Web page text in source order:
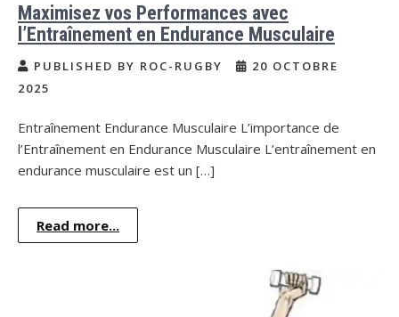
Maximisez vos Performances avec
l’Entraînement en Endurance Musculaire
PUBLISHED BY ROC-RUGBY
20 OCTOBRE
2025
Entraînement Endurance Musculaire L’importance de
l’Entraînement en Endurance Musculaire L’entraînement en
endurance musculaire est un […]
Read more...